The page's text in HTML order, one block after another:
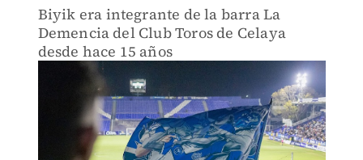
Biyik era integrante de la barra La
Demencia del Club Toros de Celaya
desde hace 15 años